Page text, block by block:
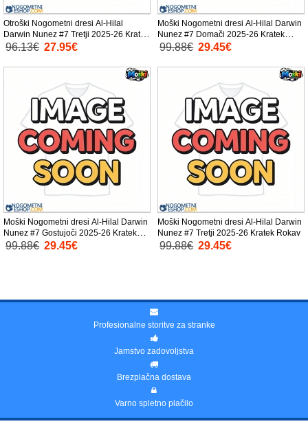
Otroški Nogometni dresi Al-Hilal
Darwin Nunez #7 Tretji 2025-26 Kratek
Rokav (+ Kratke hlače)
96.13€ 27.95€
Moški Nogometni dresi Al-Hilal Darwin
Nunez #7 Domači 2025-26 Kratek
Rokav
99.88€ 29.45€
Moški Nogometni dresi Al-Hilal Darwin
Nunez #7 Gostujoči 2025-26 Kratek
Rokav
99.88€ 29.45€
Moški Nogometni dresi Al-Hilal Darwin
Nunez #7 Tretji 2025-26 Kratek Rokav
99.88€ 29.45€
Profesionalne storitve za stranke
Jamstvo zadovoljstva
Brezplačna dostava
Varno spletno plačilo